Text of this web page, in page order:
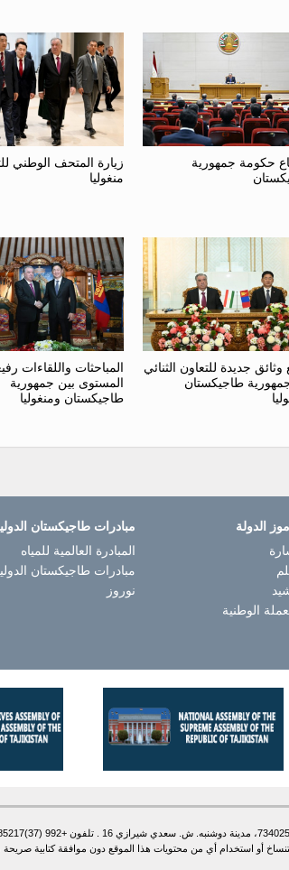
حكومة جمهورية
زيارة المتحف الوطني
منغوليا
وثائق جديدة للتعاون الثنائي
طاجيكستان
المباحثات واللقاءات
المستوى بين جمهورية
طاجيكستان ومنغوليا
الدولة
الوطنية
مبادرات طاجيكستان
المبادرة العالمية للمياه
مبادرات طاجيكستان
نوروز
استخدام أي من محتويات هذا الموقع دون موافقة كتابية صريحة من